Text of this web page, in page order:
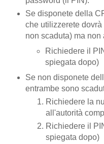
Se disponete della
che utilizzerete
non scaduta) ma
Richiedere il
spiegata dopo)
Se non disponete
entrambe sono
Richiedere la
all'autorità
Richiedere il
spiegata dopo)